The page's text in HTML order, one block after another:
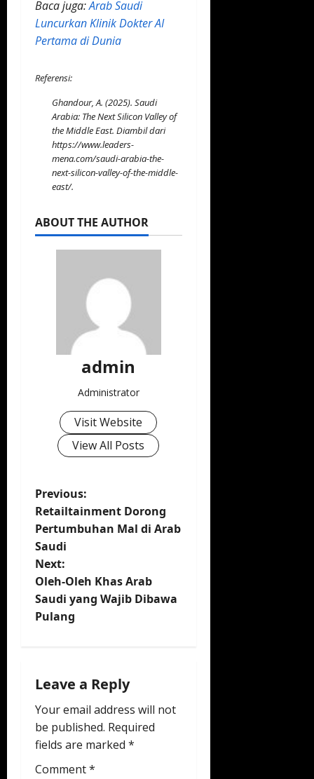
Baca juga:Arab Saudi
Luncurkan Klinik Dokter AI
Pertama di Dunia
Referensi:
Ghandour, A. (2025). Saudi
Arabia: The Next Silicon Valley of
the Middle East. Diambil dari
https://www.leaders-
mena.com/saudi-arabia-the-
next-silicon-valley-of-the-middle-
east/.
ABOUT THE AUTHOR
admin
Administrator
Visit Website
View All Posts
P
o
s
t
n
v
i
g
a
Previous:
Retailtainment Dorong
Pertumbuhan Mal di Arab
Saudi
Next:
Oleh-Oleh Khas Arab
Saudi yang Wajib Dibawa
Pulang
Leave a Reply
Your email address will not
be published. Required
fields are marked *
Comment*